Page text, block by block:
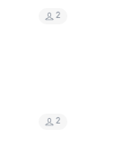
2
2